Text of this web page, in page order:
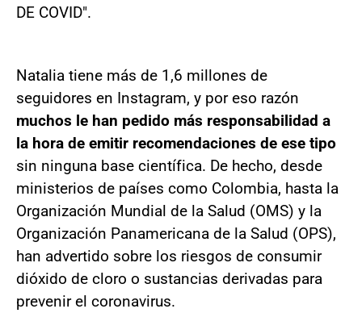
DE COVID".
Natalia tiene más de 1,6 millones de
seguidores en Instagram, y por eso razón
muchos le han pedido más responsabilidad a
la hora de emitir recomendaciones de ese tipo
sin ninguna base científica. De hecho, desde
ministerios de países como Colombia, hasta la
Organización Mundial de la Salud (OMS) y la
Organización Panamericana de la Salud (OPS),
han advertido sobre los riesgos de consumir
dióxido de cloro o sustancias derivadas para
prevenir el coronavirus.